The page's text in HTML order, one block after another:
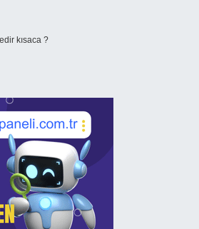
kısaca ?